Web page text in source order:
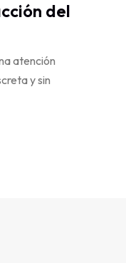
del
atención
y sin